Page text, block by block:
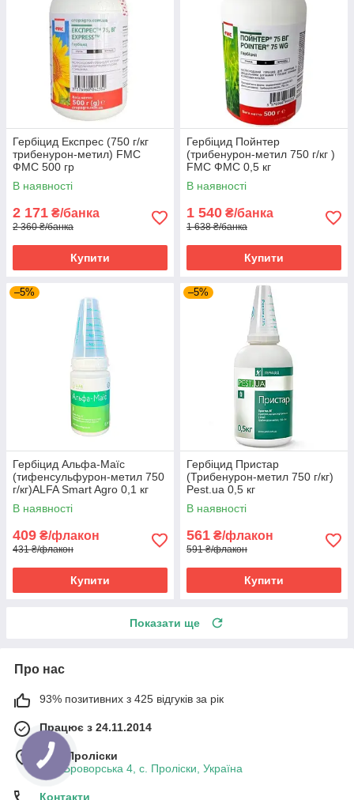
Гербіцид Експрес (750 г/кг
трибенурон-метил) FMC
ФМС 500 гр
В наявності
2 171 ₴/банка
2 360 ₴/банка
Купити
Гербіцид Пойнтер
(трибенурон-метил 750 г/кг )
FMC ФМС 0,5 кг
В наявності
1 540 ₴/банка
1 638 ₴/банка
Купити
–5%
Гербіцид Альфа-Маїс
(тифенсульфурон-метил 750
г/кг)ALFA Smart Agro 0,1 кг
В наявності
409 ₴/флакон
431 ₴/флакон
Купити
–5%
Гербіцид Пристар
(Трибенурон-метил 750 г/кг)
Pest.ua 0,5 кг
В наявності
561 ₴/флакон
591 ₴/флакон
Купити
Показати ще
Про нас
93% позитивних з 425 відгуків за рік
Працює з 24.11.2014
м. с. Проліски
вул. Броворська 4, с. Проліски, Україна
Контакти